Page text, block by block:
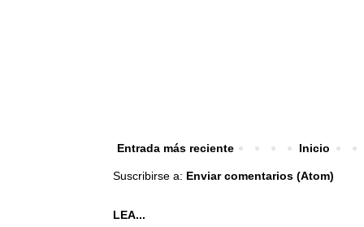
Entrada más reciente Inicio
Suscribirse a: Enviar comentarios (Atom)
LEA...